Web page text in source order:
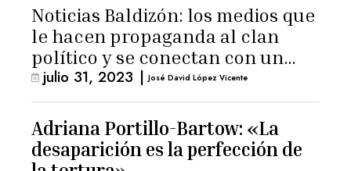
Noticias Baldizón: los medios que
le hacen propaganda al clan
político y se conectan con un
hombre de confianza de
Giammattei
julio 31, 2023 | José David López Vicente
Adriana Portillo-Bartow: «La
desaparición es la perfección de